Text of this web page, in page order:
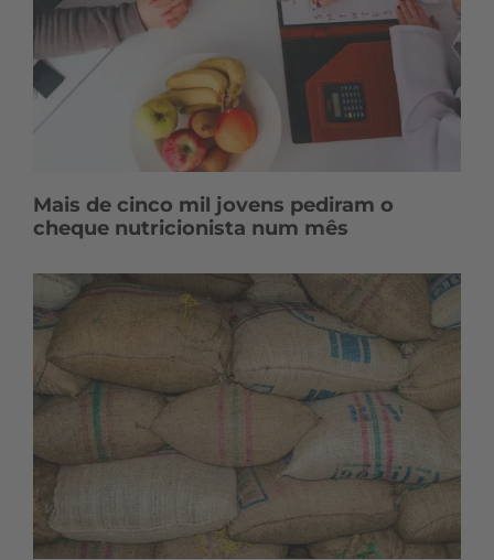
Mais de cinco mil jovens pediram o
cheque nutricionista num mês